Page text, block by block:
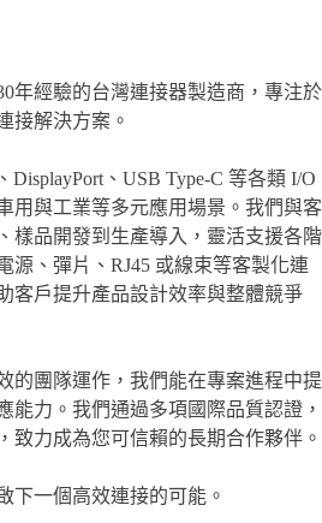
年經驗的台灣連接器製造商，專注於
接解決方案。
、USB Type-C 等各類 I/O
用與工業等多元應用場景。我們與客
樣品開發到生產導入，靈活支援各階
源、彈片、RJ45 或線束等客製化連
客戶提升產品設計效率與整體競爭
的團隊運作，我們能在專案進程中提
能力。我們通過多項國際品質認證，
致力成為您可信賴的長期合作夥伴。
下一個高效連接的可能。